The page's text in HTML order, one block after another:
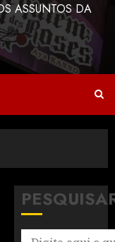
ASSUNTOS DA